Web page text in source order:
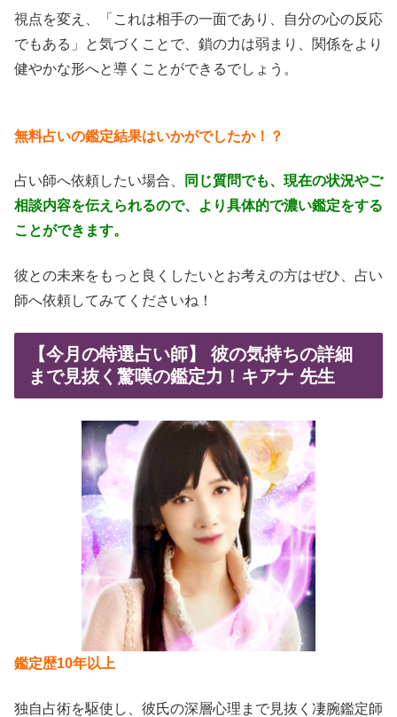
視点を変え、「これは相手の一面であり、自分の心の反応
でもある」と気づくことで、鎖の力は弱まり、関係をより
健やかな形へと導くことができるでしょう。
無料占いの鑑定結果はいかがでしたか！？
占い師へ依頼したい場合、
同じ質問でも、現在の状況やご
相談内容を伝えられるので、より具体的で濃い鑑定をする
ことができます。
彼との未来をもっと良くしたいとお考えの方はぜひ、占い
師へ依頼してみてくださいね！
【今月の特選占い師】 彼の気持ちの詳細
まで見抜く驚嘆の鑑定力！キアナ 先生
鑑定歴10年以上
独自占術を駆使し、彼氏の深層心理まで見抜く凄腕鑑定師